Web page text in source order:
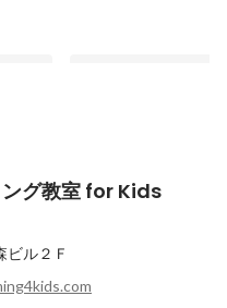
経験
】
【2024最新】神奈川
グ教室 for Kids
ビル２Ｆ